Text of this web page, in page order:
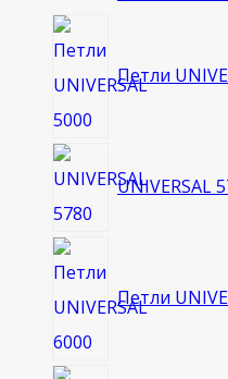
Петли
UNIVERSAL
Петли